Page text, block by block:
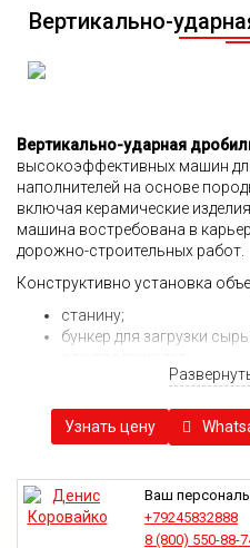
Вертикально-
Вертикально-ударная
высокоэффективных машин
наполнителей на основе
включая керамические
машина востребована в
дорожно-строительных работ.
Конструктивно установка
станину;
бункер для загрузки
крышку с
ударники с утяжелением;
главный вал;
систему смазки;
гидравлику (масляный
трубопроводов);
Узнать цену
Ваш
+79245832888
8 (800) 550-88-